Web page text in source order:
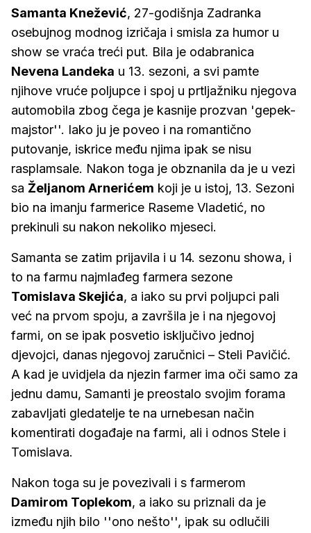
Samanta Knežević, 27-godišnja Zadranka
osebujnog modnog izričaja i smisla za humor u
show se vraća treći put. Bila je odabranica
Nevena Landeka u 13. sezoni, a svi pamte
njihove vruće poljupce i spoj u prtljažniku njegova
automobila zbog čega je kasnije prozvan 'gepek-
majstor''. Iako ju je poveo i na romantično
putovanje, iskrice među njima ipak se nisu
rasplamsale. Nakon toga je obznanila da je u vezi
sa Željanom Arnerićem koji je u istoj, 13. Sezoni
bio na imanju farmerice Raseme Vladetić, no
prekinuli su nakon nekoliko mjeseci.
Samanta se zatim prijavila i u 14. sezonu showa, i
to na farmu najmlađeg farmera sezone
Tomislava Skejića, a iako su prvi poljupci pali
već na prvom spoju, a završila je i na njegovoj
farmi, on se ipak posvetio isključivo jednoj
djevojci, danas njegovoj zaručnici – Steli Pavičić.
A kad je uvidjela da njezin farmer ima oči samo za
jednu damu, Samanti je preostalo svojim forama
zabavljati gledatelje te na urnebesan način
komentirati događaje na farmi, ali i odnos Stele i
Tomislava.
Nakon toga su je povezivali i s farmerom
Damirom Toplekom, a iako su priznali da je
između njih bilo ''ono nešto'', ipak su odlučili